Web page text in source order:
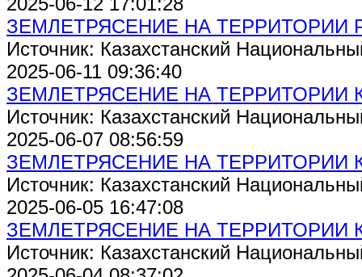
ЗЕМЛЕТРЯСЕНИЕ НА ТЕРРИТОРИИ
Источник: Казахстанский
2025-06-11 09:36:40
ЗЕМЛЕТРЯСЕНИЕ НА ТЕРРИТОРИИ
Источник: Казахстанский
2025-06-07 08:56:59
ЗЕМЛЕТРЯСЕНИЕ НА ТЕРРИТОРИИ
Источник: Казахстанский
2025-06-05 16:47:08
ЗЕМЛЕТРЯСЕНИЕ НА ТЕРРИТОРИИ
Источник: Казахстанский